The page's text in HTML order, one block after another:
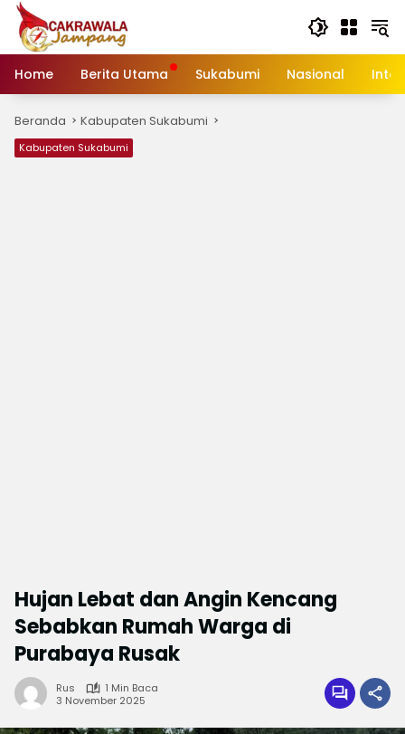
Langsung
konten
Home
Berita Utama Sukabumi Nasional
Beranda Kabupaten Sukabumi
Kabupaten Sukabumi
Hujan Lebat dan Angin Kencang
Sebabkan Rumah Warga di
Purabaya Rusak
Rus
1 Min Baca
3 November 2025